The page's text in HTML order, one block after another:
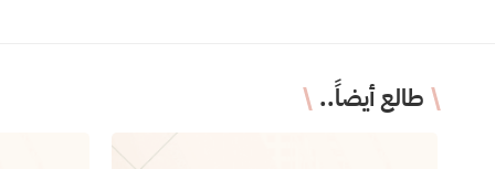
طالع أيضاً..